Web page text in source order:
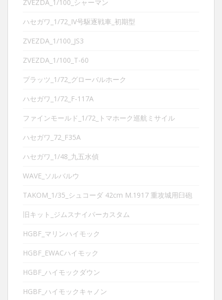
ZVEZDA_1/100_シャーマン
ハセガワ_1/72_IV号駆逐戦車_初期型
ZVEZDA_1/100_JS3
ZVEZDA_1/100_T-60
プラッツ_1/72_グローバルホーク
ハセガワ_1/72_F-117A
ファインモールド_1/72_トマホーク巡航ミサイル
ハセガワ_72_F35A
ハセガワ_1/48_九五水偵
WAVE_ソルバルウ
TAKOM_1/35_シュコーダ 42cm M.1917 重攻城用臼砲
旧キット_ジムスナイパーカスタム
HGBF_マリンハイモック
HGBF_EWACハイモック
HGBF_ハイモックダウン
HGBF_ハイモックキャノン